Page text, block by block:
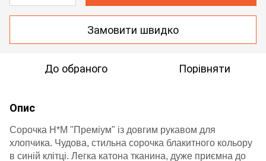
Замовити швидко
До обраного Порівняти
Опис
Сорочка H*M "Преміум" із довгим рукавом для
хлопчика. Чудова, стильна сорочка блакитного кольору
в синій клітці. Легка катона тканина, дуже приємна до